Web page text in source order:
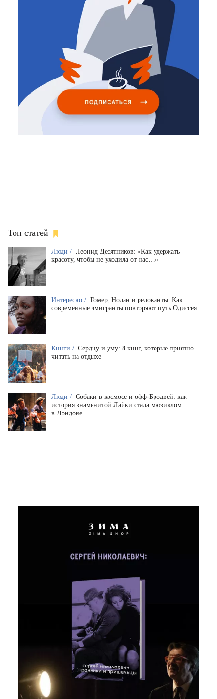
Топ статей
Люди / Леонид Десятников: «Как удержать
красоту, чтобы не уходила от нас…»
Интересно / Гомер, Нолан и релоканты. Как
современные эмигранты повторяют путь Одиссея
Книги / Сердцу и уму: 8 книг, которые приятно
читать на отдыхе
Люди / Собаки в космосе и офф-Бродвей: как
история знаменитой Лайки стала мюзиклом
в Лондоне